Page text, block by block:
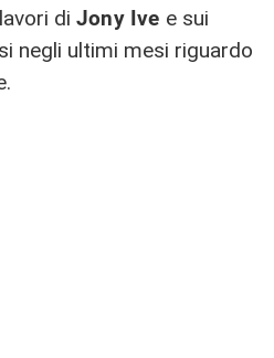
di Jony Ive e sui
negli ultimi mesi riguardo